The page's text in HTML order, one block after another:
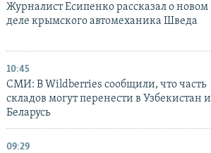
Журналист Есипенко рассказал о новом
деле крымского автомеханика Шведа
10:45
СМИ: В Wildberries сообщили, что часть
складов могут перенести в Узбекистан и
Беларусь
09:29